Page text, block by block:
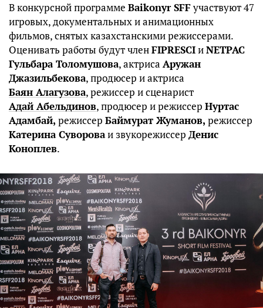
В конкурсной программе Baikonyr SFFучаствуют 47
игровых, документальных и анимационных
фильмов, снятых казахстанскими режиссерами.
Оценивать работы будут членFIPRESCIиNETPAC
Гульбара Толомушова, актриса Аружан
Джазильбекова, продюсер и актриса
Баян Алагузова, режиссер и сценарист
Адай Абельдинов, продюсер и режиссер Нуртас
Адамбай, режиссер Баймурат Жуманов, режиссер
Катерина Сувороваи звукорежиссер Денис
Коноплев.